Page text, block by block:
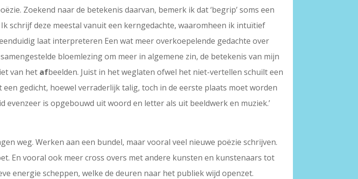
Zoekend naar de betekenis daarvan, bemerk ik dat ‘begrip’ soms een
schrijf deze meestal vanuit een kerngedachte, waaromheen ik intuïtief
laat interpreteren Een wat meer overkoepelende gedachte over
bloemlezing om meer in algemene zin, de betekenis van mijn
van het afbeelden. Juist in het weglaten ofwel het niet-vertellen schuilt een
gedicht, hoewel verraderlijk talig, toch in de eerste plaats moet worden
is opgebouwd uit woord en letter als uit beeldwerk en muziek.’
weg. Werken aan een bundel, maar vooral veel nieuwe poëzie schrijven.
En vooral ook meer cross overs met andere kunsten en kunstenaars tot
energie scheppen, welke de deuren naar het publiek wijd openzet.